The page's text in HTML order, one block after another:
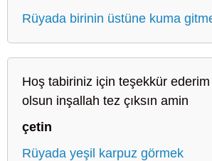
Rüyada birinin üstüne kuma
Hoş tabiriniz için teşekkür ederim
olsun inşallah tez çıksın amin
çetin
Rüyada yeşil karpuz görmek